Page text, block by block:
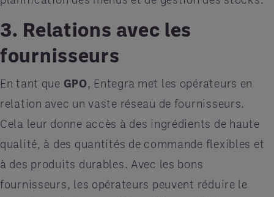
3. Relations avec les
fournisseurs
En tant que GPO, Entegra met les opérateurs en
relation avec un vaste réseau de fournisseurs.
Cela leur donne accès à des ingrédients de haute
qualité, à des quantités de commande flexibles et
à des produits durables. Avec les bons
fournisseurs, les opérateurs peuvent réduire le